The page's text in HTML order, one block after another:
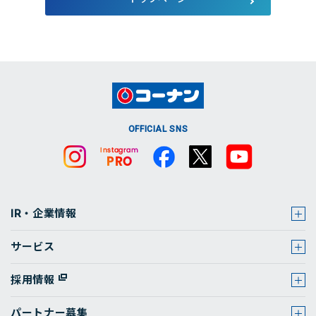
OFFICIAL SNS
IR・企業情報
サービス
採用情報
パートナー募集